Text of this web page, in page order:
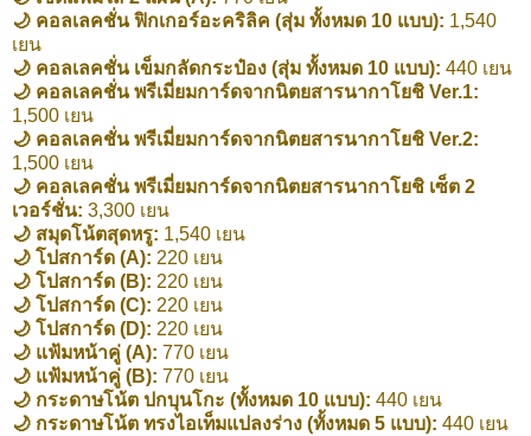
🌙 คอลเลคชั่น ฟิกเกอร์อะคริลิค (สุ่ม ทั้งหมด 10 แบบ): 1,540
เยน
🌙 คอลเลคชั่น เข็มกลัดกระป๋อง (สุ่ม ทั้งหมด 10 แบบ): 440 เยน
🌙 คอลเลคชั่น พรีเมี่ยมการ์ดจากนิตยสารนากาโยชิ Ver.1:
1,500 เยน
🌙 คอลเลคชั่น พรีเมี่ยมการ์ดจากนิตยสารนากาโยชิ Ver.2:
1,500 เยน
🌙 คอลเลคชั่น พรีเมี่ยมการ์ดจากนิตยสารนากาโยชิ เซ็ต 2
เวอร์ชั่น: 3,300 เยน
🌙 สมุดโน้ตสุดหรู: 1,540 เยน
🌙 โปสการ์ด (A): 220 เยน
🌙 โปสการ์ด (B): 220 เยน
🌙 โปสการ์ด (C): 220 เยน
🌙 โปสการ์ด (D): 220 เยน
🌙 แฟ้มหน้าคู่ (A): 770 เยน
🌙 แฟ้มหน้าคู่ (B): 770 เยน
🌙 กระดาษโน้ต ปกบุนโกะ (ทั้งหมด 10 แบบ): 440 เยน
🌙 กระดาษโน้ต ทรงไอเท็มแปลงร่าง (ทั้งหมด 5 แบบ): 440 เยน